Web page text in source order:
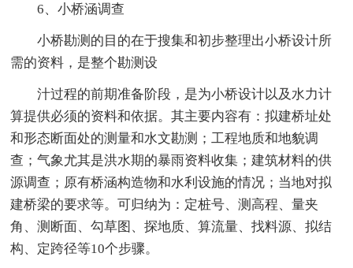
6、小桥涵调查
小桥勘测的目的在于搜集和初步整理出小桥设计所
需的资料，是整个勘测设
汁过程的前期准备阶段，是为小桥设计以及水力计
算提供必须的资料和依据。其主要内容有：拟建桥址处
和形态断面处的测量和水文勘测；工程地质和地貌调
查；气象尤其是洪水期的暴雨资料收集；建筑材料的供
源调查；原有桥涵构造物和水利设施的情况；当地对拟
建桥梁的要求等。可归纳为：定桩号、测高程、量夹
角、测断面、勾草图、探地质、算流量、找料源、拟结
构、定跨径等10个步骤。